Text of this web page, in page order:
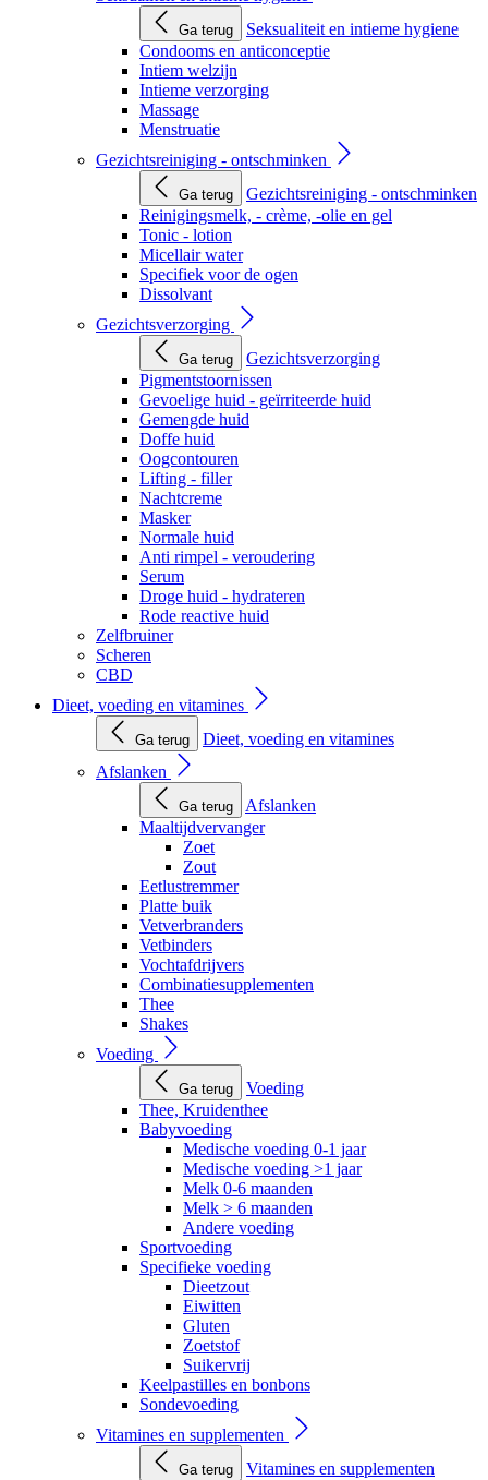
Ga terug
Seksualiteit en intieme hygiene
Condooms en anticonceptie
Intiem welzijn
Intieme verzorging
Massage
Menstruatie
Gezichtsreiniging - ontschminken
Ga terug
Gezichtsreiniging - ontschminken
Reinigingsmelk, - crème, -olie en gel
Tonic - lotion
Micellair water
Specifiek voor de ogen
Dissolvant
Gezichtsverzorging
Ga terug
Gezichtsverzorging
Pigmentstoornissen
Gevoelige huid - geïrriteerde huid
Gemengde huid
Doffe huid
Oogcontouren
Lifting - filler
Nachtcreme
Masker
Normale huid
Anti rimpel - veroudering
Serum
Droge huid - hydrateren
Rode reactive huid
Zelfbruiner
Scheren
CBD
Dieet, voeding en vitamines
Ga terug
Dieet, voeding en vitamines
Afslanken
Ga terug
Afslanken
Maaltijdvervanger
Zoet
Zout
Eetlustremmer
Platte buik
Vetverbranders
Vetbinders
Vochtafdrijvers
Combinatiesupplementen
Thee
Shakes
Voeding
Ga terug
Voeding
Thee, Kruidenthee
Babyvoeding
Medische voeding 0-1 jaar
Medische voeding >1 jaar
Melk 0-6 maanden
Melk > 6 maanden
Andere voeding
Sportvoeding
Specifieke voeding
Dieetzout
Eiwitten
Gluten
Zoetstof
Suikervrij
Keelpastilles en bonbons
Sondevoeding
Vitamines en supplementen
Ga terug
Vitamines en supplementen